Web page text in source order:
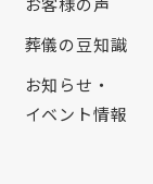
葬儀の豆知識
お知らせ・
イベント情報